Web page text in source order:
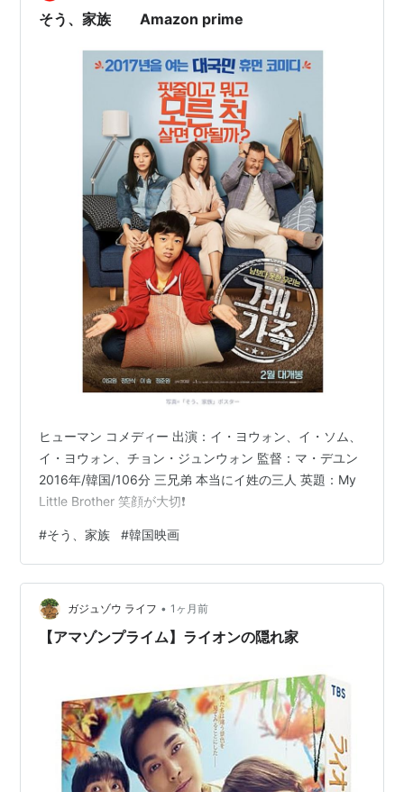
そう、家族 Amazon prime
ヒューマン コメディー 出演：イ・ヨウォン、イ・ソム、
イ・ヨウォン、チョン・ジュンウォン 監督：マ・デユン
2016年/韓国/106分 三兄弟 本当にイ姓の三人 英題：My
Little Brother 笑顔が大切❗️
#そう、家族 #韓国映画
ガジュゾウ ライフ • 1ヶ月前
【アマゾンプライム】ライオンの隠れ家